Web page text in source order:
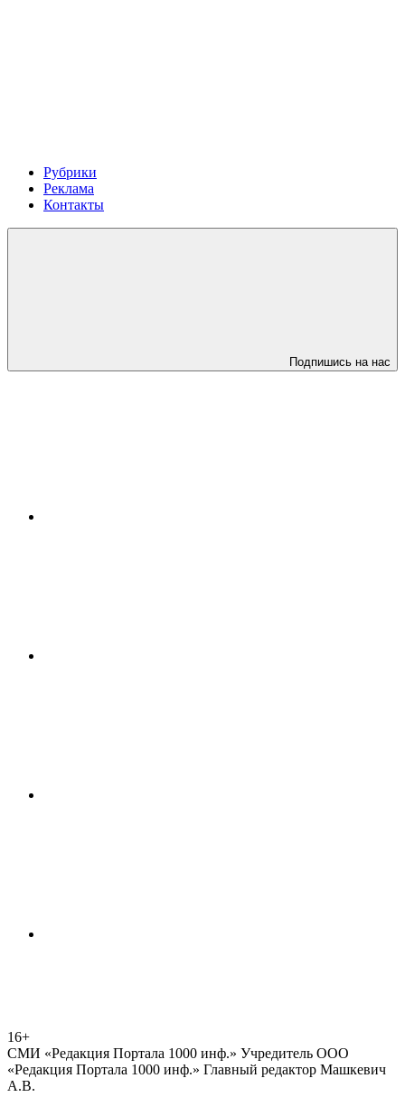
Рубрики
Реклама
Контакты
Подпишись на нас
16+
СМИ «Редакция Портала 1000 инф.» Учредитель ООО
«Редакция Портала 1000 инф.» Главный редактор Машкевич
А.В.